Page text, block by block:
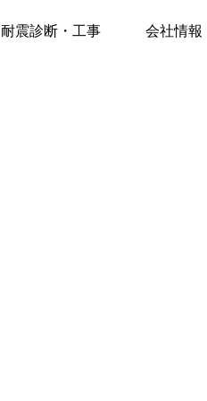
耐震診断・工事 会社情報